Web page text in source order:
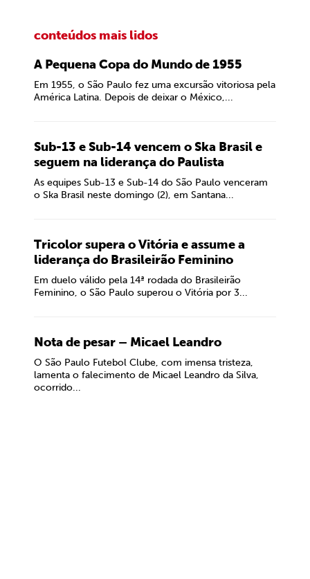
conteúdos mais lidos
A Pequena Copa do Mundo de 1955
Em 1955, o São Paulo fez uma excursão vitoriosa pela
América Latina. Depois de deixar o México,...
Sub-13 e Sub-14 vencem o Ska Brasil e
seguem na liderança do Paulista
As equipes Sub-13 e Sub-14 do São Paulo venceram
o Ska Brasil neste domingo (2), em Santana...
Tricolor supera o Vitória e assume a
liderança do Brasileirão Feminino
Em duelo válido pela 14ª rodada do Brasileirão
Feminino, o São Paulo superou o Vitória por 3...
Nota de pesar – Micael Leandro
O São Paulo Futebol Clube, com imensa tristeza,
lamenta o falecimento de Micael Leandro da Silva,
ocorrido...